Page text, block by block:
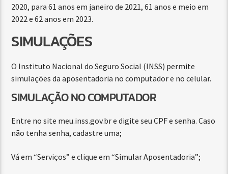
2020, para 61 anos em janeiro de 2021, 61 anos e meio em
2022 e 62 anos em 2023.
SIMULAÇÕES
O Instituto Nacional do Seguro Social (INSS) permite
simulações da aposentadoria no computador e no celular.
SIMULAÇÃO NO COMPUTADOR
Entre no site meu.inss.gov.br e digite seu CPF e senha. Caso
não tenha senha, cadastre uma;
Vá em “Serviços” e clique em “Simular Aposentadoria”;